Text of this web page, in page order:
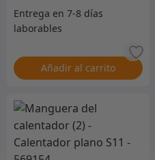
Añadir al carrito